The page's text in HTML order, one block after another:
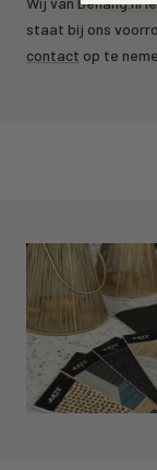
staat bij ons
contact op te